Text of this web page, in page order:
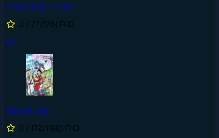
Phàm Nhân Tu Tiên
0 (177/176) FHD
#1
Đảo Hải Tặc
0 (1172/1190) FHD